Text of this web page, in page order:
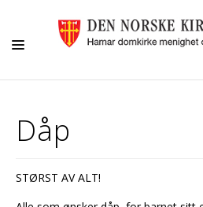
GRAVFERD/GRAVPLASS
Dåp
STØRST AV ALT!